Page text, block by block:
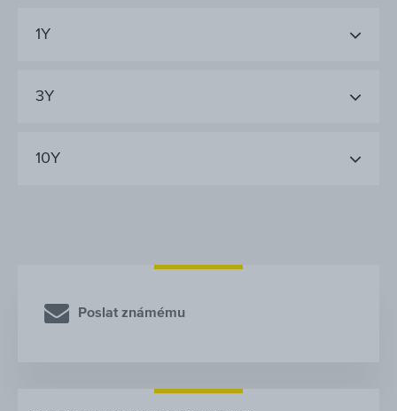
1Y
3Y
10Y
Poslat známému